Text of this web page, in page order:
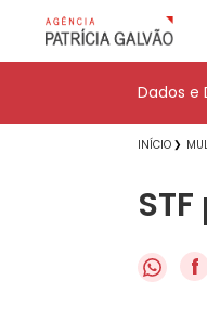
Dados e
INÍCIO
f